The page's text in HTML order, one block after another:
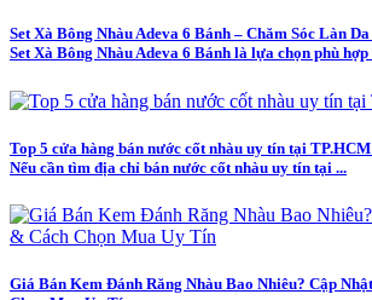
Set Xà Bông Nhàu Adeva 6 Bánh – Chăm Sóc Làn
Set Xà Bông Nhàu Adeva 6 Bánh là lựa chọn phù hợp
Top 5 cửa hàng bán nước cốt nhàu uy tín tại
Nếu cần tìm địa chỉ bán nước cốt nhàu uy tín tại ...
Giá Bán Kem Đánh Răng Nhàu Bao Nhiêu? Cập